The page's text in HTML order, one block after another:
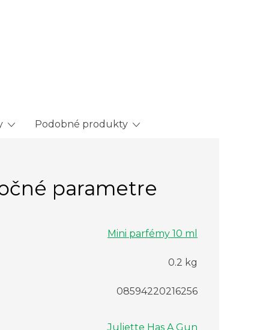
Podobné produkty
parametre
Mini parfémy 10 ml
0.2 kg
08594220216256
Juliette Has A Gun